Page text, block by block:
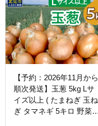
【予約：2026年11月から
順次発送】玉葱 5kg Lサ
イズ以上 ( たまねぎ 玉ね
ぎ タマネギ 5キロ 野菜